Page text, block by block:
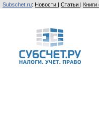
Subschet.ru: Новости | Статьи | Книги